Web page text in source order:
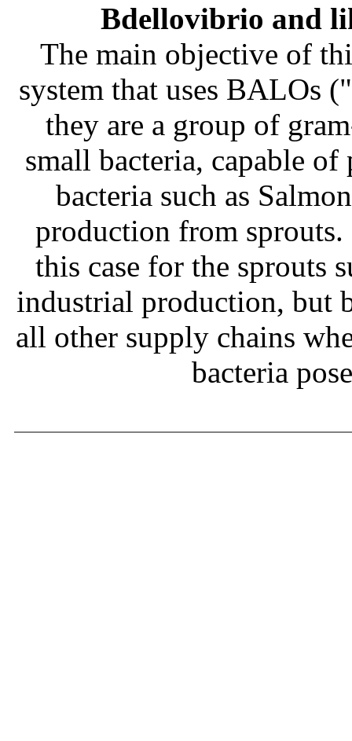
Bdellovibrio and
The main objective of
system that uses BALOs
they are a group of
small bacteria, capable
bacteria such as
production from
this case for the sprouts
industrial production, but
all other supply chains
bacteria